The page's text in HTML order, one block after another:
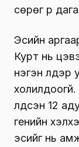
сөрөг үр
Эсийн
Курт нь
нэгэн
үлдсэн 12
генийн
эсийг нь